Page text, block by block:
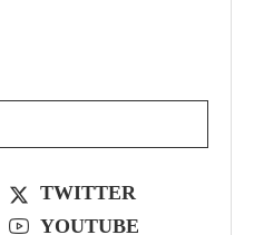
TWITTER
YOUTUBE